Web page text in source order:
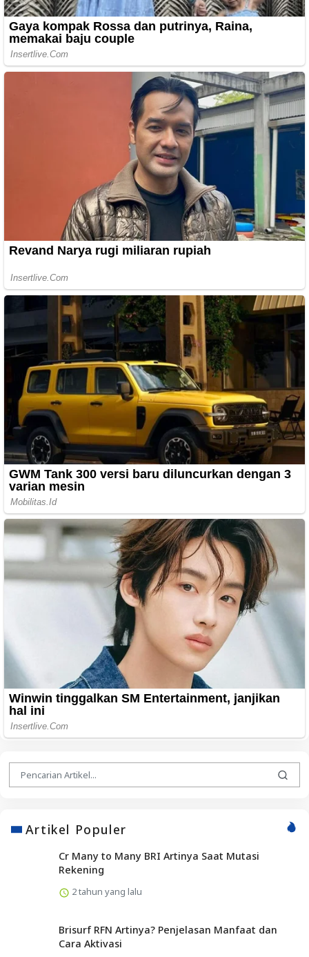
Artikel Populer
Cr Many to Many BRI Artinya Saat Mutasi
Rekening
2 tahun yang lalu
Brisurf RFN Artinya? Penjelasan Manfaat dan
Cara Aktivasi